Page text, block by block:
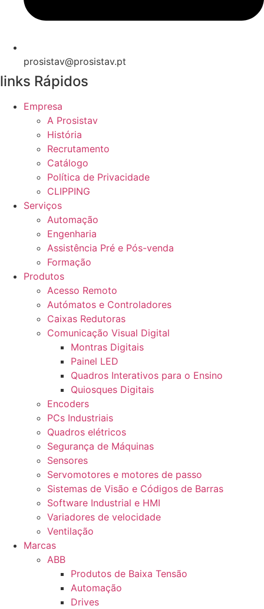
prosistav@prosistav.pt
links Rápidos
Empresa
A Prosistav
História
Recrutamento
Catálogo
Política de Privacidade
CLIPPING
Serviços
Automação
Engenharia
Assistência Pré e Pós-venda
Formação
Produtos
Acesso Remoto
Autómatos e Controladores
Caixas Redutoras
Comunicação Visual Digital
Montras Digitais
Painel LED
Quadros Interativos para o Ensino
Quiosques Digitais
Encoders
PCs Industriais
Quadros elétricos
Segurança de Máquinas
Sensores
Servomotores e motores de passo
Sistemas de Visão e Códigos de Barras
Software Industrial e HMI
Variadores de velocidade
Ventilação
Marcas
ABB
Produtos de Baixa Tensão
Automação
Drives